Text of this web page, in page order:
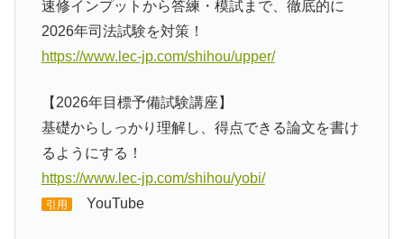
速修インプットから答練・模試まで、徹底的に
2026年司法試験を対策！
https://www.lec-jp.com/shihou/upper/
【2026年目標予備試験講座】
基礎からしっかり理解し、得点できる論文を書け
るようにする！
https://www.lec-jp.com/shihou/yobi/
引用 YouTube